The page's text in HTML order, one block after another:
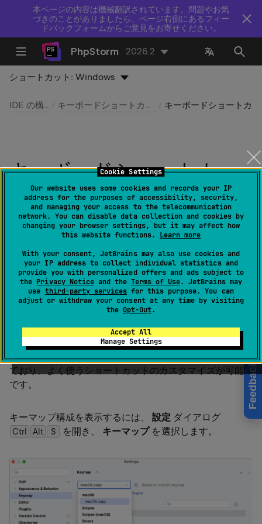
Cookie Settings
Our website uses some cookies and records your IP
address for the purposes of accessibility, security,
and managing your access to the telecommunication
network. You can disable data collection and cookies by
changing your browser settings, but it may affect how
this website functions. Learn more
With your consent, JetBrains may also use cookies and
your IP address to collect individual statistics and
provide you with personalized offers and ads subject to
the Privacy Noticeand the Terms of Use. JetBrains may
use third-party servicesfor this purpose. You can
adjust or withdraw your consent at any time by visiting
the Opt-Out.
Accept All
Manage Settings
本ページの内容は機械翻訳されています。問題やお気
づきのことがありましたら、ページ右側にあるフィー
ドバックフォームからご意見をお寄せください。
Feedback
PhpStorm 2026.2
ショートカット:Windows
IDE の構成 キーボードショートカット
キーボードショートカッ
ト
最終更新日： 2026 年 8 月 5 日
Windows および Linux 用のファイル | 設定 | キーマ
ップ
macOS 用%instance% | 設定 | キーマップ
PhpStorm にはいくつかの定義済みキーマップが含まれ
ており、よく使うショートカットのカスタマイズが可能
です。
キーマップ構成を表示するには、設定 ダイアログ
Ctrl Alt 0
S を開き、 キーマップを選択します。